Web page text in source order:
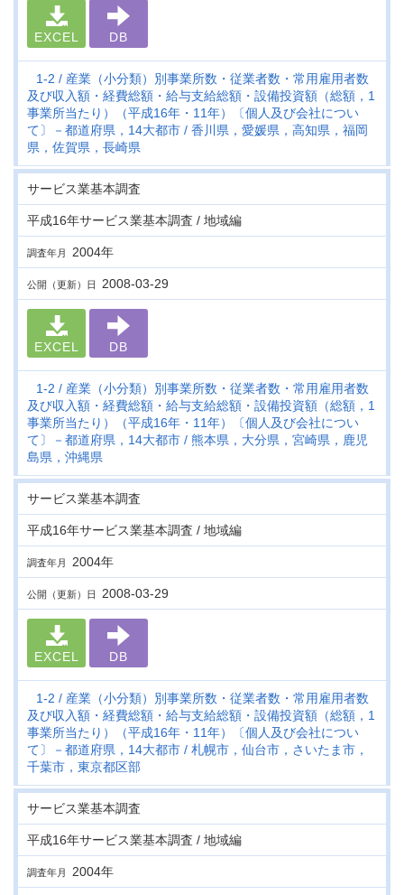
EXCEL DB
1-2
産業（小分類）別事業所数・従業者数・常用雇用者数
及び収入額・経費総額・給与支給総額・設備投資額（総額，1
事業所当たり）（平成16年・11年）〔個人及び会社につい
て〕－都道府県，14大都市
香川県，愛媛県，高知県，福岡
県，佐賀県，長崎県
サービス業基本調査
平成16年サービス業基本調査 / 地域編
調査年月 2004年
公開（更新）日 2008-03-29
EXCEL DB
1-2
産業（小分類）別事業所数・従業者数・常用雇用者数
及び収入額・経費総額・給与支給総額・設備投資額（総額，1
事業所当たり）（平成16年・11年）〔個人及び会社につい
て〕－都道府県，14大都市
熊本県，大分県，宮崎県，鹿児
島県，沖縄県
サービス業基本調査
平成16年サービス業基本調査 / 地域編
調査年月 2004年
公開（更新）日 2008-03-29
EXCEL DB
1-2
産業（小分類）別事業所数・従業者数・常用雇用者数
及び収入額・経費総額・給与支給総額・設備投資額（総額，1
事業所当たり）（平成16年・11年）〔個人及び会社につい
て〕－都道府県，14大都市
札幌市，仙台市，さいたま市，
千葉市，東京都区部
サービス業基本調査
平成16年サービス業基本調査 / 地域編
調査年月 2004年